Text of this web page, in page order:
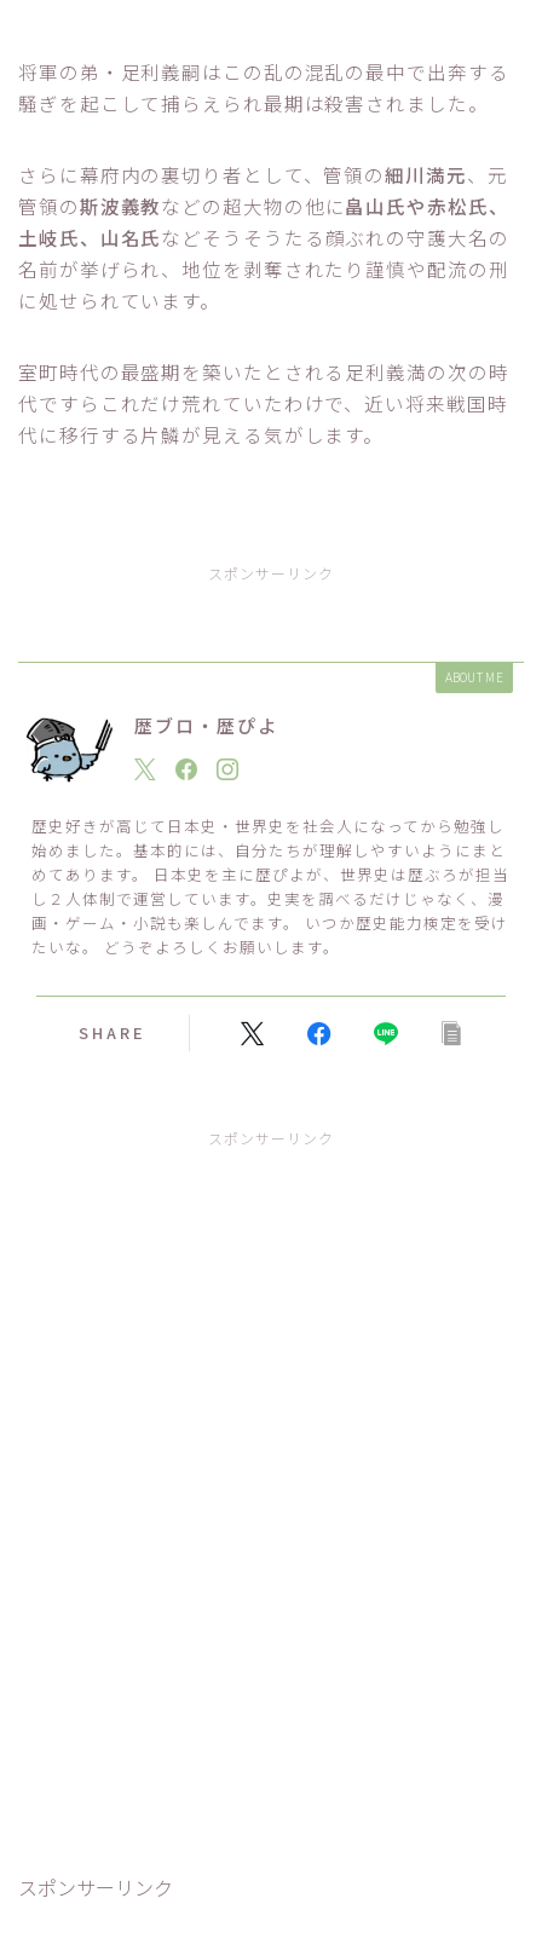
将軍の弟・足利義嗣はこの乱の混乱の最中で出奔する
騒ぎを起こして捕らえられ最期は殺害されました。
さらに幕府内の裏切り者として、管領の細川満元、元
管領の斯波義教などの超大物の他に畠山氏や赤松氏、
土岐氏、山名氏などそうそうたる顔ぶれの守護大名の
名前が挙げられ、地位を剥奪されたり謹慎や配流の刑
に処せられています。
室町時代の最盛期を築いたとされる足利義満の次の時
代ですらこれだけ荒れていたわけで、近い将来戦国時
代に移行する片鱗が見える気がします。
スポンサーリンク
ABOUT ME
歴ブロ・歴ぴよ
歴史好きが高じて日本史・世界史を社会人になってから勉強し
始めました。基本的には、自分たちが理解しやすいようにまと
めてあります。 日本史を主に歴ぴよが、世界史は歴ぶろが担当
し２人体制で運営しています。史実を調べるだけじゃなく、漫
画・ゲーム・小説も楽しんでます。 いつか歴史能力検定を受け
たいな。 どうぞよろしくお願いします。
SHARE
スポンサーリンク
スポンサーリンク